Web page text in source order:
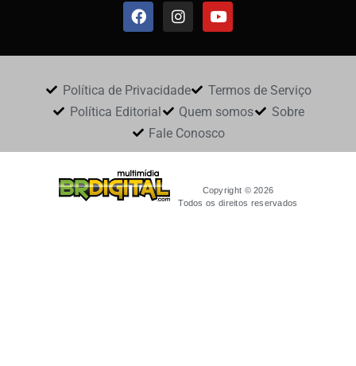
Política de Privacidade
Termos de Serviço
Política Editorial
Quem somos
Sobre
Fale Conosco
Copyright © 2026
Todos os direitos reservados